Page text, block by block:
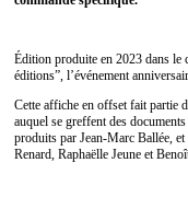
Édition produite en 2023 dans le
éditions”, l’événement
Cette affiche en offset fait partie
auquel se greffent des
produits par Jean-Marc Ballée,
Renard, Raphaëlle Jeune et